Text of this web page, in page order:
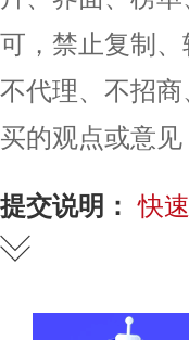
可，禁止复制
不代理、不招
买的观点或意
提交说明： 快